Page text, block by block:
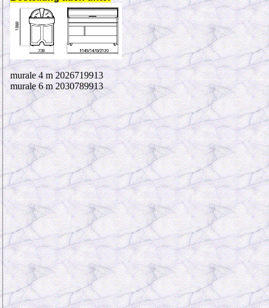
murale 4 m 2026719913
murale 6 m 2030789913